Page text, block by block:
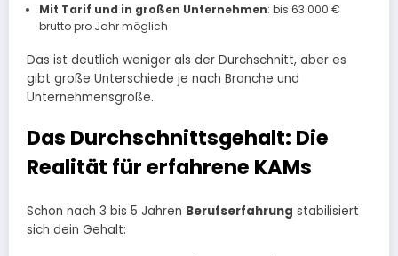
Mit Tarif und in großen Unternehmen: bis 63.000 €
brutto pro Jahr möglich​
Das ist deutlich weniger als der Durchschnitt, aber es
gibt große Unterschiede je nach Branche und
Unternehmensgröße.
Das Durchschnittsgehalt: Die
Realität für erfahrene KAMs
Schon nach 3 bis 5 Jahren Berufserfahrung stabilisiert
sich dein Gehalt: